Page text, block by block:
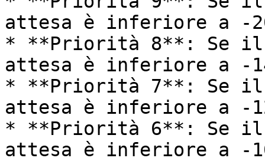
attesa è inferiore a -
* **Priorità 8**: Se il
attesa è inferiore a -
* **Priorità 7**: Se il
attesa è inferiore a -
* **Priorità 6**: Se il
attesa è inferiore a -